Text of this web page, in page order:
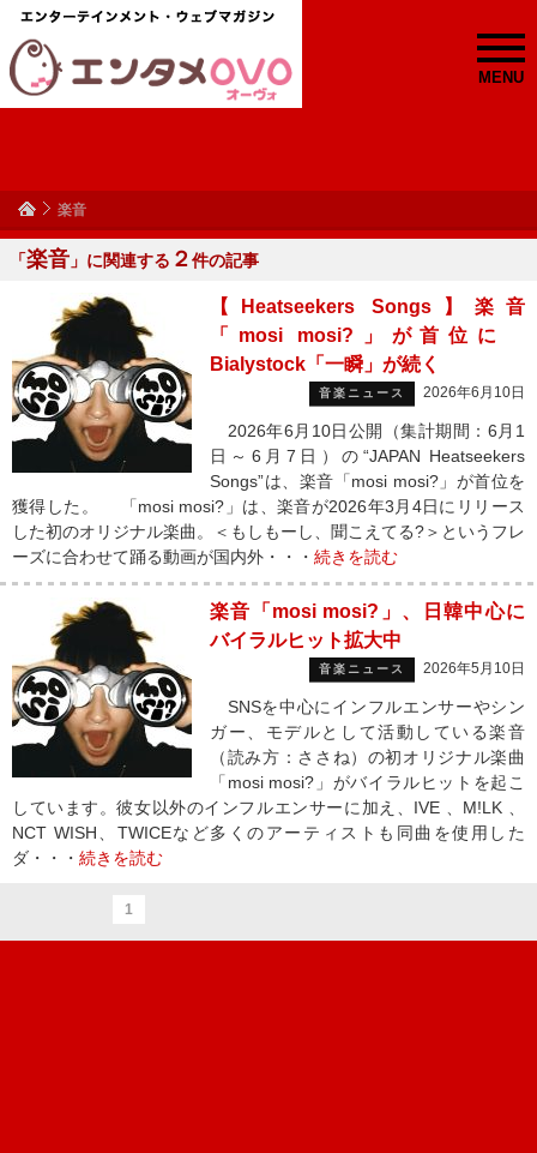
MENU
楽音
「楽音 」に関連する ２件の記事
【Heatseekers Songs】楽音
「mosi mosi?」が首位に
Bialystock「一瞬」が続く
音楽ニュース 2026年6月10日
2026年6月10日公開（集計期間：6月1
日～6月7日）の“JAPAN Heatseekers
Songs”は、楽音「mosi mosi?」が首位を
獲得した。 「mosi mosi?」は、楽音が2026年3月4日にリリース
した初のオリジナル楽曲。＜もしもーし、聞こえてる?＞というフレ
ーズに合わせて踊る動画が国内外・・・ 続きを読む
楽音「mosi mosi?」、日韓中心に
バイラルヒット拡大中
音楽ニュース 2026年5月10日
SNSを中心にインフルエンサーやシン
ガー、モデルとして活動している楽音
（読み方：ささね）の初オリジナル楽曲
「mosi mosi?」がバイラルヒットを起こ
しています。彼女以外のインフルエンサーに加え、IVE 、M!LK 、
NCT WISH、TWICEなど多くのアーティストも同曲を使用した
ダ・・・ 続きを読む
1